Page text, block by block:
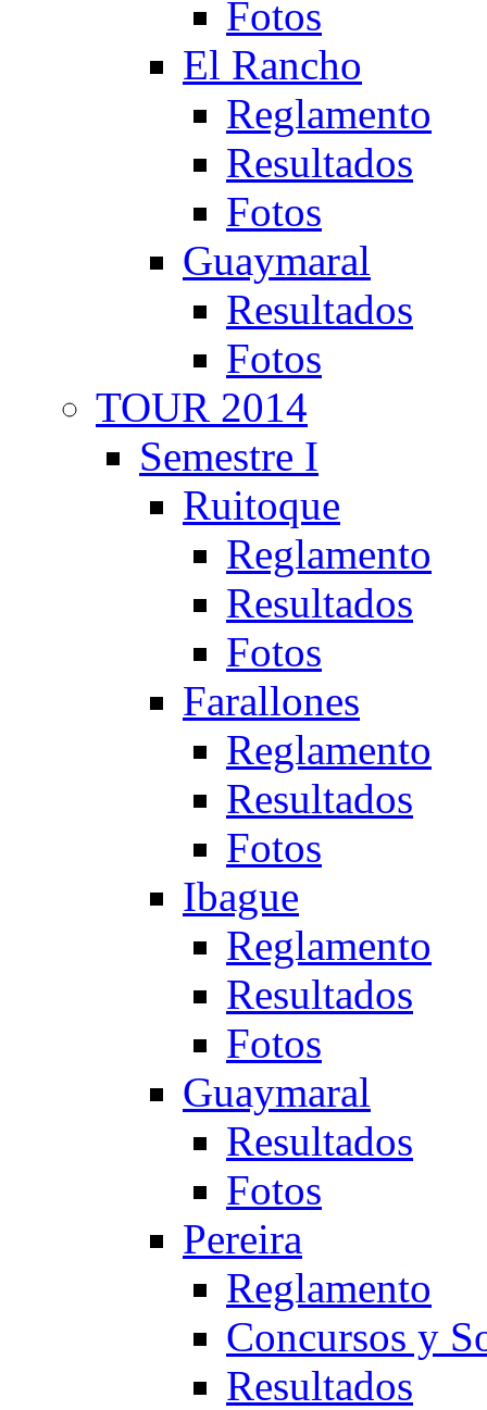
Fotos
El Rancho
Reglamento
Resultados
Fotos
Guaymaral
Resultados
Fotos
TOUR 2014
Semestre I
Ruitoque
Reglamento
Resultados
Fotos
Farallones
Reglamento
Resultados
Fotos
Ibague
Reglamento
Resultados
Fotos
Guaymaral
Resultados
Fotos
Pereira
Reglamento
Concursos y
Resultados